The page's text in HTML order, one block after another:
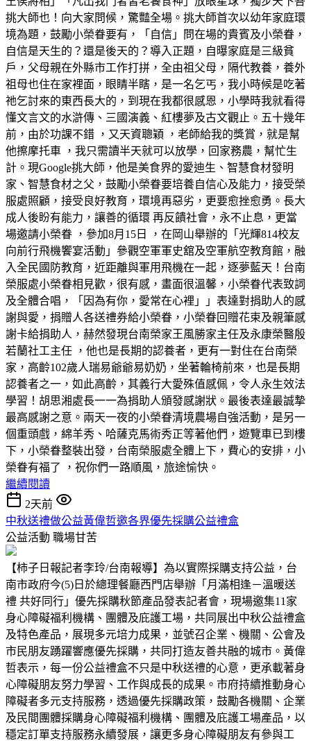
挑大師也！向大家問候，驚豔全場。挑大師首次以幼年家庭環
境為題，鼓勵小榮眷要有，「自信」問在場的貴賓及小榮眷，
自信是天生的？還是後天的？導入正題，自曝家庭是三級貧
戶，父母親在外縣市工作打拼，全由祖父母，隔代教養，養外
祖母也住在家裡面，眼睛半瞎，是一名乞丐，我小時候是吃著
祂乞討來的東西長大的，到現在我都很感恩，小學時我就看得
懂文言文的水滸傳、三國演義、紅樓夢及古文觀止。五十幾年
前，由於功課不錯 ，又天資聰穎 ，老師給我的獎賞，就是幫
他擦摩托車 ，我只需讀半天就可以放學，回家務農，幫忙生
計。現Google挑大師，他是美食界的愛迪生、智慧食材發明
家、智慧食材之父，鼓勵小榮眷要培養自信心及能力，接受榮
服處照顧，接受良好教育，環境再惡劣，更要愈挫愈勇。長大
成人後盼有能力，讓善的循環 再反饋社會，永不止息，更當
場邀請小榮眷 ，參加8月15日 ，在岡山舉辦的「光輝814校友
向前行飛機饗宴活動」參觀空軍軍史舘及空軍航空教育館，融
入全民國防教育，近距離與軍用飛機在一起，逐夢藍天！台南
榮服處小榮眷相見歡，很有感，畫面很溫馨，小榮眷代表致詞
及全體合唱，「因為有你，愛常在心裡」」表達對捐助人的感
謝與愛，捐贈人各送禮券給小榮眷，小榮眷回贈花束及親筆感
謝卡給捐助人，赫然發現台南榮家王風勝家主任及永康榮醫殷
若蘭社工主任 ，他也是長期的認養者，更有一對住在台南榮
家，高齡102歲人瑞易爺爺易奶奶，坐著輪椅前來，也是長期
認養者之一，如此高齡，其義行大愛殊值感佩，令人永生效法
學習！胡思湘處長一一為捐助人頒發感謝狀。最後表達最誠摯
最高感謝之意。兩天一夜的小榮眷清境農場自強活動，是另一
個重頭戲，綿羊秀、哈薩克馬術秀正等著他們，遊覽車已到樓
下，小榮眷整裝出發，台南榮服處全體上下，費心的安排，小
榮眷有福了 ，祝你們一路順風，旅途愉快。
繼續閱讀
2天前
中秋送禮做公益黃偉哲邀各界優先採購公益禮盒
公益活動 職場甘苦
【柿子日報記者李玲/台南報導】為以實際採購支持公益，台
南市政府今(5)日於總理餐廳西門店舉辦「月滿相逢－溫暖送
禮 共好同行」優先採購秋節產品發表記者會，現場邀集11家
身心障礙福利機構、團體及庇護工場，共同展出中秋公益禮盒
及特色產品，展現多元培力成果，並號召企業、機關、公會及
市民朋友踴躍響應優先採購，共同打造友善共融的城市。黃偉
哲表示，每一份公益禮盒不只是中秋送禮的心意，更承載著身
心障礙朋友努力學習、工作與成長的成果。市府持續推動身心
障礙者多元支持服務，透過優先採購政策，鼓勵各機關、企業
及民間團體採購身心障礙福利機構、團體及庇護工場產品，以
穩定訂單支持服務永續發展，讓更多身心障礙朋友有參與工